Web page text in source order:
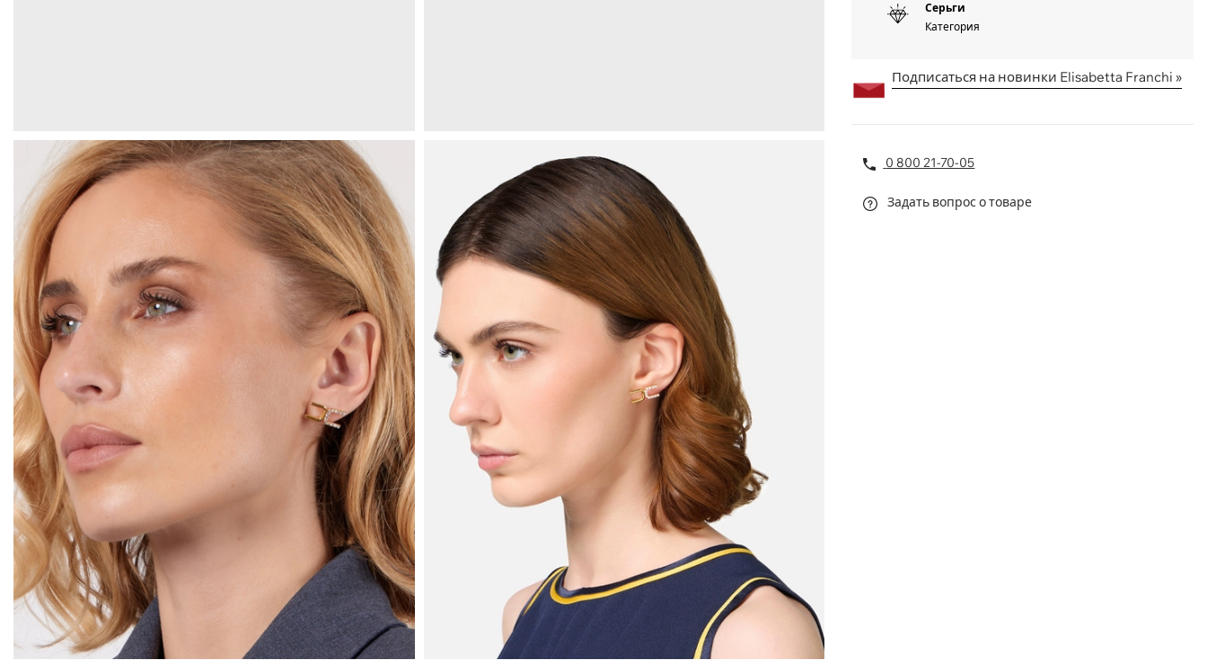
Серьги
Категория
Подписаться на новинки Elisabetta Franchi »
0 800 21-70-05
Задать вопрос о товаре